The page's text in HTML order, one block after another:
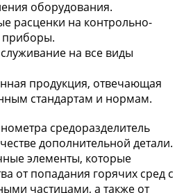
оборудования.
расценки на контрольно-
приборы.
на все виды
продукция, отвечающая
стандартам и нормам.
средоразделитель
дополнительной детали.
элементы, которые
от попадания горячих сред с
частицами, а также от